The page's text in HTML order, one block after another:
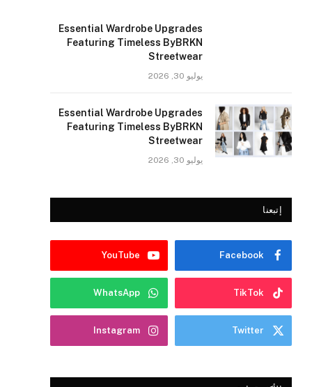
Essential Wardrobe Upgrades
Featuring Timeless ByBRKN
Streetwear
يوليو 30, 2026
Essential Wardrobe Upgrades
Featuring Timeless ByBRKN
Streetwear
يوليو 30, 2026
إتبعنا
Facebook
YouTube
TikTok
WhatsApp
Twitter
Instagram